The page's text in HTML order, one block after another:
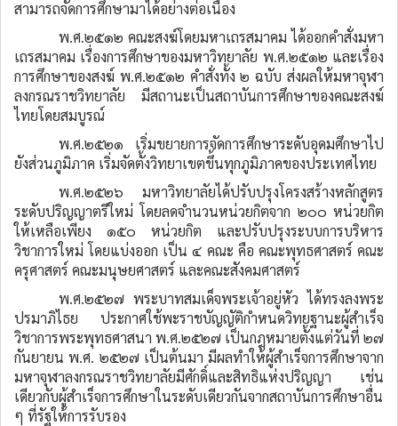
สามารถจัดการศึกษามาได้อย่างต่อเนื่อง
พ.ศ.๒๕๑๒ คณะสงฆ์โดยมหาเถรสมาคม ได้ออกคำสั่งมหา
เถรสมาคม เรื่องการศึกษาของมหาวิทยาลัย พ.ศ.๒๕๑๒ และเรื่อง
การศึกษาของสงฆ์ พ.ศ.๒๕๑๒ คำสั่งทั้ง ๒ ฉบับ ส่งผลให้มหาจุฬา
ลงกรณราชวิทยาลัย มีสถานะเป็นสถาบันการศึกษาของคณะสงฆ์
ไทยโดยสมบูรณ์
พ.ศ.๒๕๒๑ เริ่มขยายการจัดการศึกษาระดับอุดมศึกษาไป
ยังส่วนภูมิภาค เริ่มจัดตั้งวิทยาเขตขึ้นทุกภูมิภาคของประเทศไทย
พ.ศ.๒๕๒๖ มหาวิทยาลัยได้ปรับปรุงโครงสร้างหลักสูตร
ระดับปริญญาตรีใหม่ โดยลดจำนวนหน่วยกิตจาก ๒๐๐ หน่วยกิต
ให้เหลือเพียง ๑๕๐ หน่วยกิต และปรับปรุงระบบการบริหาร
วิชาการใหม่ โดยแบ่งออก เป็น ๔ คณะ คือ คณะพุทธศาสตร์ คณะ
ครุศาสตร์ คณะมนุษยศาสตร์ และคณะสังคมศาสตร์
พ.ศ.๒๕๒๗ พระบาทสมเด็จพระเจ้าอยู่หัว ได้ทรงลงพระ
ปรมาภิไธย ประกาศใช้พะราชบัญญัติกำหนดวิทยฐานะผู้สำเร็จ
วิชาการพระพุทธศาสนา พ.ศ.๒๕๒๗ เป็นกฎหมายตั้งแต่วันที่ ๒๗
กันยายน พ.ศ. ๒๕๒๗ เป็นต้นมา มีผลทำให้ผู้สำเร็จการศึกษาจาก
มหาจุฬาลงกรณราชวิทยาลัยมีศักดิ์และสิทธิแห่งปริญญา เช่น
เดียวกับผู้สำเร็จการศึกษาในระดับเดียวกันจากสถาบันการศึกษาอื่น
ๆ ที่รัฐให้การรับรอง